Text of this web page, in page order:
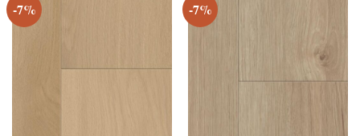
-7% -7%